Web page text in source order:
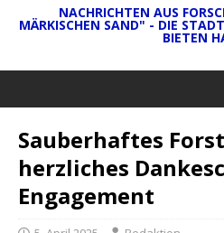
NACHRICHTEN AUS
MÄRKISCHEN SAND" - DIE
BIETEN
Sauberhaftes
herzliches
Engagement